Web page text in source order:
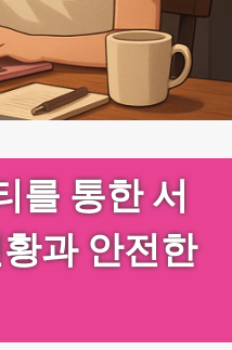
를 통한 서
과 안전한